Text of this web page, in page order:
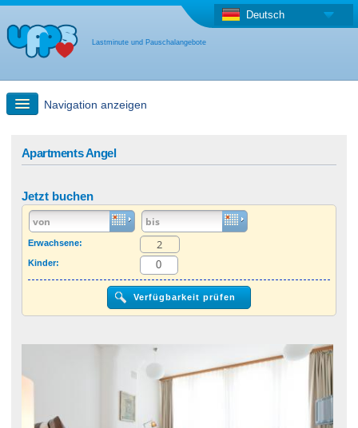
Lastminute und Pauschalangebote
Deutsch
Navigation anzeigen
Last Minute Angebot + Pauschalangebot
Anderes Land
Apartments Angel
Jetzt buchen
Erwachsene:
Kinder: